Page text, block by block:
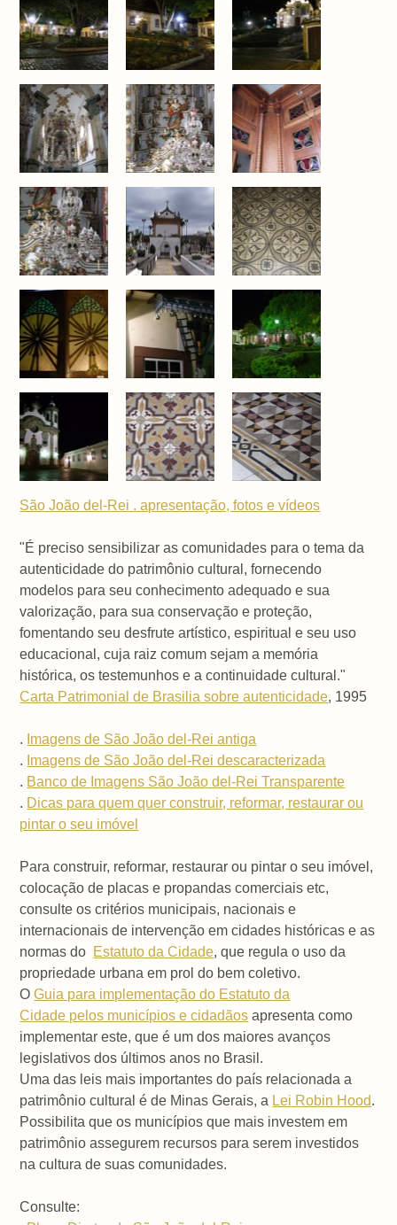
São João del-Rei . apresentação, fotos e vídeos
"É preciso sensibilizar as comunidades para o tema da
autenticidade do patrimônio cultural, fornecendo
modelos para seu conhecimento adequado e sua
valorização, para sua conservação e proteção,
fomentando seu desfrute artístico, espiritual e seu uso
educacional, cuja raiz comum sejam a memória
histórica, os testemunhos e a continuidade cultural."
Carta Patrimonial de Brasilia sobre autenticidade, 1995
. Imagens de São João del-Rei antiga
. Imagens de São João del-Rei descaracterizada
. Banco de Imagens São João del-Rei Transparente
. Dicas para quem quer construir, reformar, restaurar ou
pintar o seu imóvel
Para construir, reformar, restaurar ou pintar o seu imóvel,
colocação de placas e propandas comerciais etc,
consulte os critérios municipais, nacionais e
internacionais de intervenção em cidades históricas e as
normas do Estatuto da Cidade, que regula o uso da
propriedade urbana em prol do bem coletivo.
OGuia para implementação do Estatuto da
Cidade pelos municípios e cidadãos apresenta como
implementar este, que é um dos maiores avanços
legislativos dos últimos anos no Brasil.
Uma das leis mais importantes do país relacionada a
patrimônio cultural é de Minas Gerais, a Lei Robin Hood.
Possibilita que os municípios que mais investem em
patrimônio assegurem recursos para serem investidos
na cultura de suas comunidades.
Consulte: